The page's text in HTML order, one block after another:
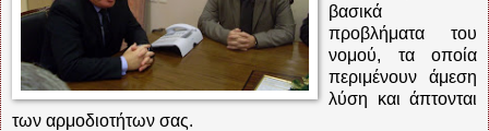
βασικά
προβλήματα του
νομού, τα οποία
περιμένουν άμεση
λύση και άπτονται
των αρμοδιοτήτων σας.